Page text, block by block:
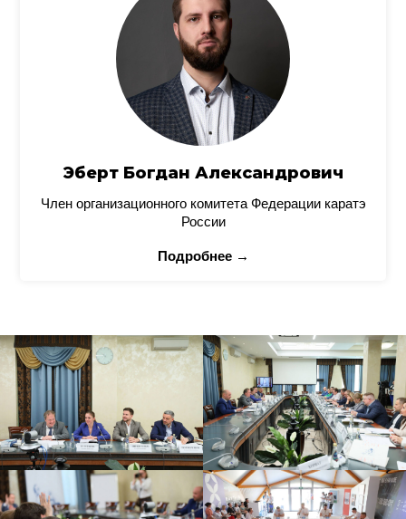
Эберт Богдан Александрович
Член организационного комитета Федерации каратэ
России
Подробнее →